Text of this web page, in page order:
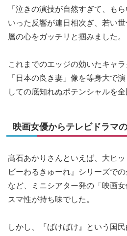
「泣きの演技が自然すぎて、も
いった反響が連日相次ぎ、若い
層の心をガッチリと掴みました。
これまでのエッジの効いたキャラ
「日本の良き妻」像を等身大で
しての底知れぬポテンシャルを全
映画女優からテレビドラマ
髙石あかりさんといえば、大ヒ
ビーわるきゅーれ』シリーズで
など、ミニシアター発の「映画
スマ性が持ち味でした。
しかし、『ばけばけ』という国